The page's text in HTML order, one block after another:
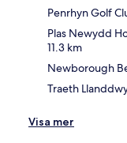
Penrhyn Golf
Plas Newydd
11.3 km
Newborough
Traeth
Visa mer